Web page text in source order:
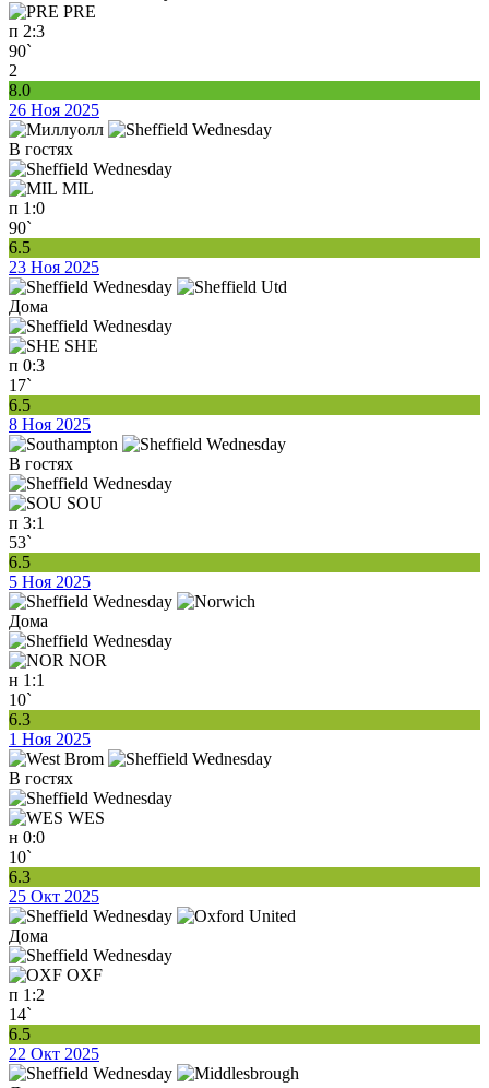
PRE
п 2:3
90`
2
8.0
26 Ноя 2025
В гостях
MIL
п 1:0
90`
6.5
23 Ноя 2025
Дома
SHE
п 0:3
17`
6.5
8 Ноя 2025
В гостях
SOU
п 3:1
53`
6.5
5 Ноя 2025
Дома
NOR
н 1:1
10`
6.3
1 Ноя 2025
В гостях
WES
н 0:0
10`
6.3
25 Окт 2025
Дома
OXF
п 1:2
14`
6.5
22 Окт 2025